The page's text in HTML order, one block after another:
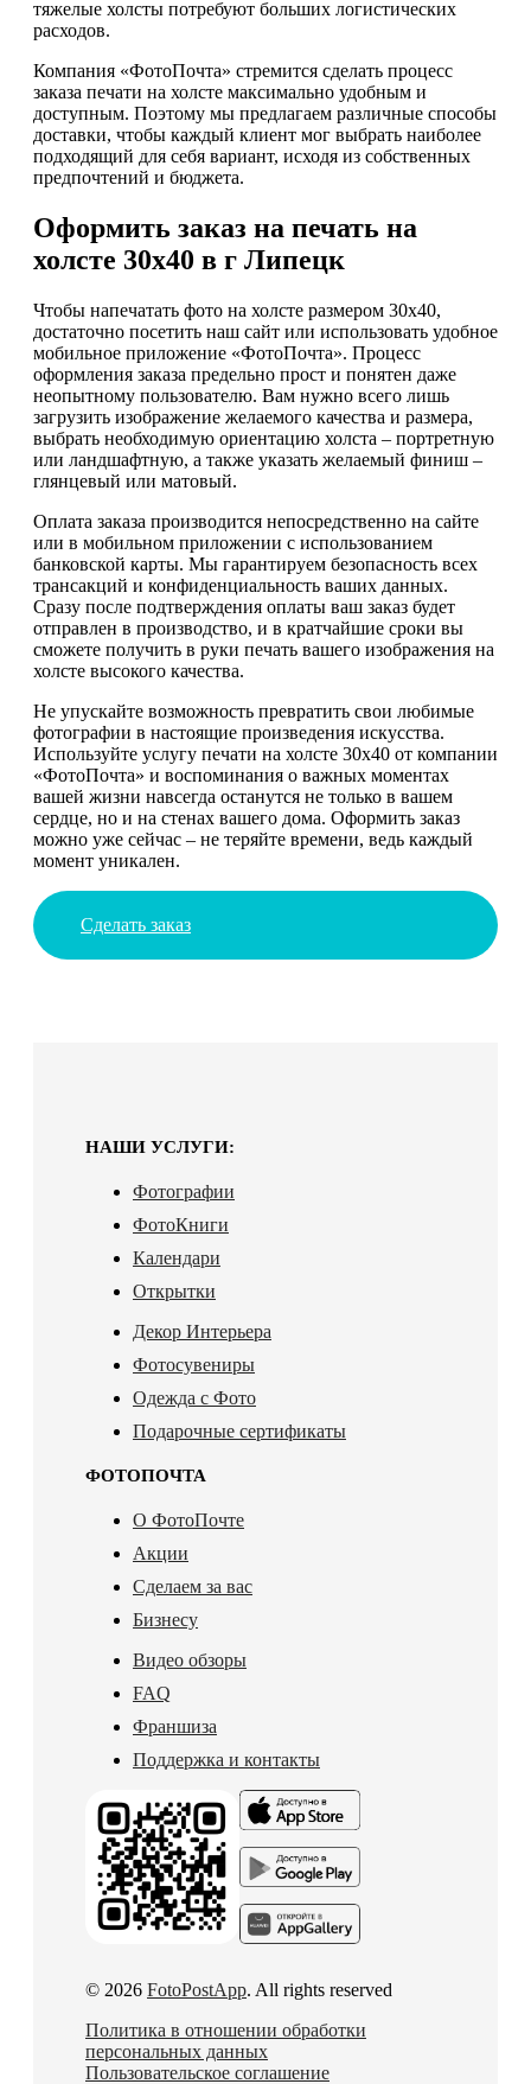
тяжелые холсты потребуют больших логистических
расходов.
Компания «ФотоПочта» стремится сделать процесс
заказа печати на холсте максимально удобным и
доступным. Поэтому мы предлагаем различные способы
доставки, чтобы каждый клиент мог выбрать наиболее
подходящий для себя вариант, исходя из собственных
предпочтений и бюджета.
Оформить заказ на печать на
холсте 30х40 в г Липецк
Чтобы напечатать фото на холсте размером 30х40,
достаточно посетить наш сайт или использовать удобное
мобильное приложение «ФотоПочта». Процесс
оформления заказа предельно прост и понятен даже
неопытному пользователю. Вам нужно всего лишь
загрузить изображение желаемого качества и размера,
выбрать необходимую ориентацию холста – портретную
или ландшафтную, а также указать желаемый финиш –
глянцевый или матовый.
Оплата заказа производится непосредственно на сайте
или в мобильном приложении с использованием
банковской карты. Мы гарантируем безопасность всех
трансакций и конфиденциальность ваших данных.
Сразу после подтверждения оплаты ваш заказ будет
отправлен в производство, и в кратчайшие сроки вы
сможете получить в руки печать вашего изображения на
холсте высокого качества.
Не упускайте возможность превратить свои любимые
фотографии в настоящие произведения искусства.
Используйте услугу печати на холсте 30х40 от компании
«ФотоПочта» и воспоминания о важных моментах
вашей жизни навсегда останутся не только в вашем
сердце, но и на стенах вашего дома. Оформить заказ
можно уже сейчас – не теряйте времени, ведь каждый
момент уникален.
Сделать заказ
НАШИ УСЛУГИ:
Фотографии
ФотоКниги
Календари
Открытки
Декор Интерьера
Фотосувениры
Одежда с Фото
Подарочные сертификаты
ФОТОПОЧТА
О ФотоПочте
Акции
Сделаем за вас
Бизнесу
Видео обзоры
FAQ
Франшиза
Поддержка и контакты
© 2026 FotoPostApp. All rights reserved
Политика в отношении обработки
персональных данных
Пользовательское соглашение